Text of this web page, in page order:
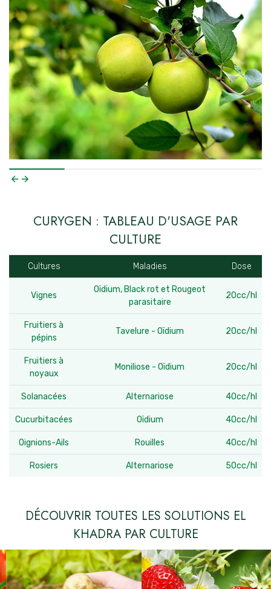
CURYGEN : TABLEAU D'USAGE PAR
CULTURE
Cultures Maladies Dose
Vignes
Oïdium, Black rot et Rougeot
parasitaire
20cc/hl
Fruitiers à
pépins
Tavelure - Oïdium 20cc/hl
Fruitiers à
noyaux
Moniliose - Oïdium 20cc/hl
Solanacées Alternariose 40cc/hl
Cucurbitacées Oïdium 40cc/hl
Oignions-Ails Rouilles 40cc/hl
Rosiers Alternariose 50cc/hl
DÉCOUVRIR TOUTES LES SOLUTIONS EL
KHADRA PAR CULTURE